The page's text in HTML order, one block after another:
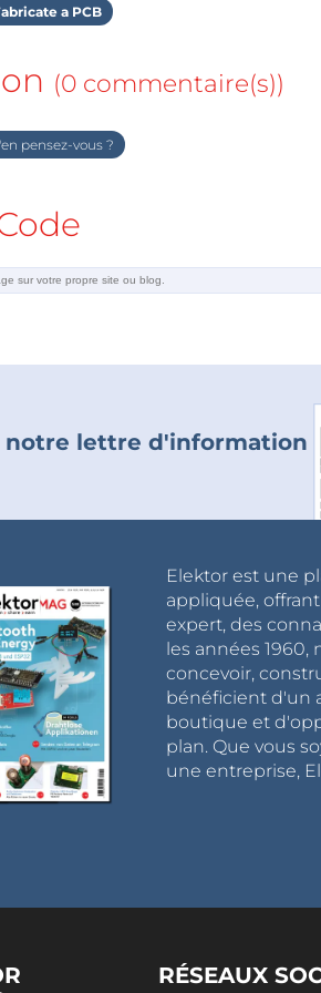
a PCB
(0 commentaire(s))
pensez-vous ?
lettre d'information
Elektor est une
appliquée,
expert, des
les années
concevoir,
bénéficient d'un
boutique et
plan. Que vous
une entreprise,
RÉSEAUX